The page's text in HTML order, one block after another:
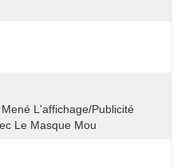
L'affichage/publicité
Le Masque Mou